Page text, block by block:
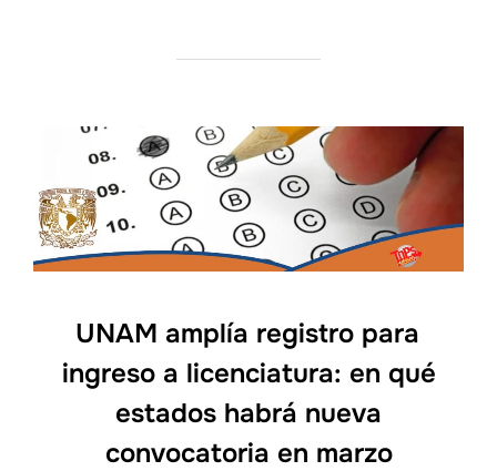
UNAM amplía registro para
ingreso a licenciatura: en qué
estados habrá nueva
convocatoria en marzo